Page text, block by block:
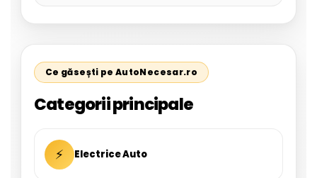
Ce găsești pe AutoNecesar.ro
Categorii principale
⚡ Electrice Auto